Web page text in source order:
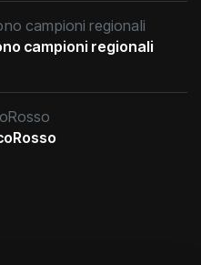
campioni regionali